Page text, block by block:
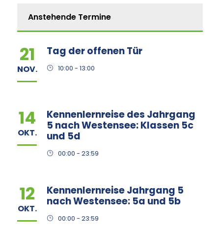
Anstehende Termine
21
NOV.
Tag der offenen Tür
10:00 - 13:00
14
OKT.
Kennenlernreise des Jahrgang
5 nach Westensee: Klassen 5c
und 5d
00:00 - 23:59
12
OKT.
Kennenlernreise Jahrgang 5
nach Westensee: 5a und 5b
00:00 - 23:59